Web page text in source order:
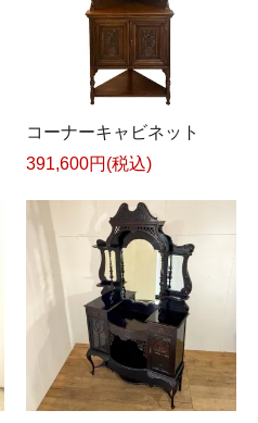
コーナーキャビネット
391,600円(税込)